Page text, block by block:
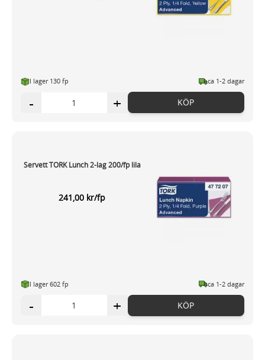
I lager 130 fp ca 1-2 dagar
- + KÖP
Servett TORK Lunch 2-lag 200/fp lila
241,00 kr/fp
I lager 602 fp ca 1-2 dagar
- + KÖP